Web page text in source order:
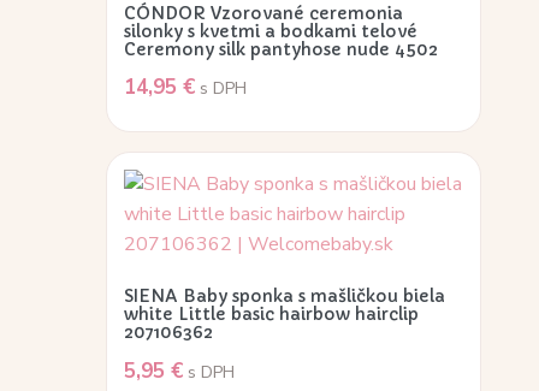
CÓNDOR Vzorované ceremonia
silonky s kvetmi a bodkami telové
Ceremony silk pantyhose nude 4502
14,95 € s DPH
SIENA Baby sponka s mašličkou biela
white Little basic hairbow hairclip
207106362
5,95 € s DPH